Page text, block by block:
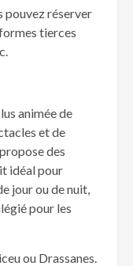
pouvez réserver
tierces
animée de
et de
des
idéal pour
jour ou de nuit,
pour les
ou Drassanes.